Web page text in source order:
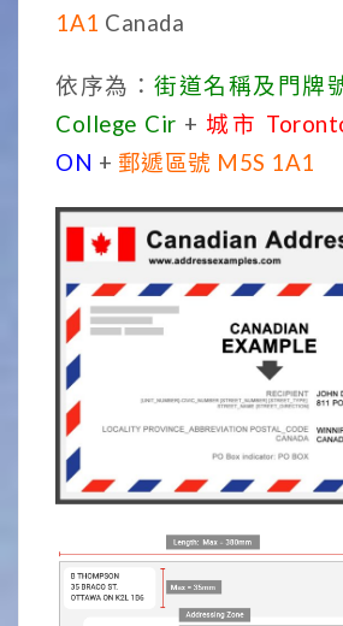
1A1 Canada
依序為：街道名稱及門牌
College Cir +城市
ON + 郵遞區號 M5S 1A1